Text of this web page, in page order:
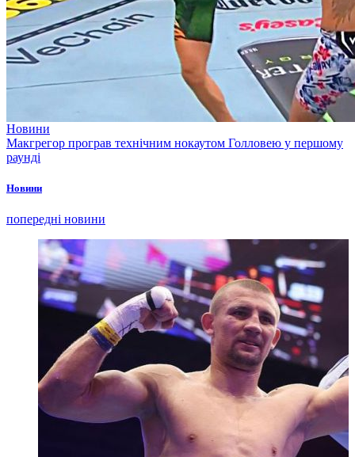
Новини
Макгрегор програв технічним нокаутом Голловею у першому
раунді
Новини
попередні новини